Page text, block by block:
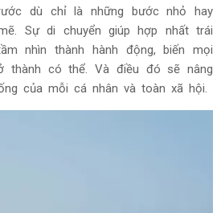
dù chỉ là những bước nhỏ hay
Sự di chuyển giúp hợp nhất trái
nhìn thành hành động, biến mọi
thành có thể. Và điều đó sẽ nâng
của mỗi cá nhân và toàn xã hội.